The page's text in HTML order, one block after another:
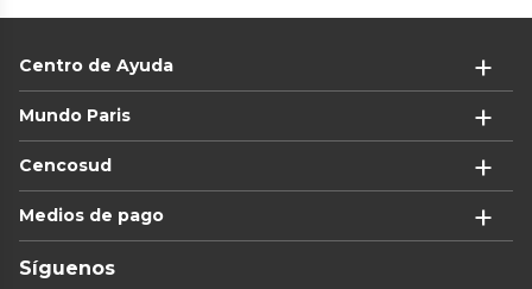
Centro de Ayuda
Mundo Paris
Cencosud
Medios de pago
Síguenos